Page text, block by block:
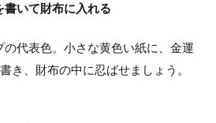
書いて財布に入れる
代表色。小さな黄色い紙に、金運
き、財布の中に忍ばせましょう。